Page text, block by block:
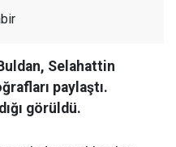
Selahattin
paylaştı.
görüldü.